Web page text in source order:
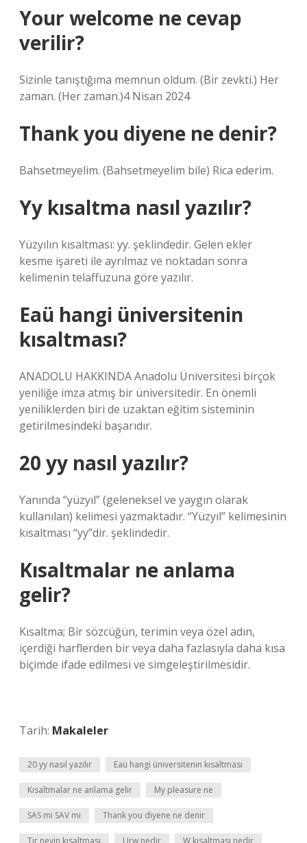
Your welcome ne cevap
verilir?
Sizinle tanıştığıma memnun oldum. (Bir zevkti.) Her
zaman. (Her zaman.)4 Nisan 2024
Thank you diyene ne denir?
Bahsetmeyelim. (Bahsetmeyelim bile) Rica ederim.
Yy kısaltma nasıl yazılır?
Yüzyılın kısaltması: yy. şeklindedir. Gelen ekler
kesme işareti ile ayrılmaz ve noktadan sonra
kelimenin telaffuzuna göre yazılır.
Eaü hangi üniversitenin
kısaltması?
ANADOLU HAKKINDA Anadolu Üniversitesi birçok
yeniliğe imza atmış bir üniversitedir. En önemli
yeniliklerden biri de uzaktan eğitim sisteminin
getirilmesindeki başarıdır.
20 yy nasıl yazılır?
Yanında “yüzyıl” (geleneksel ve yaygın olarak
kullanılan) kelimesi yazmaktadır. “Yüzyıl” kelimesinin
kısaltması “yy”dir. şeklindedir.
Kısaltmalar ne anlama
gelir?
Kısaltma; Bir sözcüğün, terimin veya özel adın,
içerdiği harflerden bir veya daha fazlasıyla daha kısa
biçimde ifade edilmesi ve simgeleştirilmesidir.
Tarih: Makaleler
20 yy nasıl yazılır Eaü hangi üniversitenin kısaltması
Kısaltmalar ne anlama gelir My pleasure ne
SAS mi SAV mi Thank you diyene ne denir
Tır neyin kısaltması Urw nedir W kısaltması nedir